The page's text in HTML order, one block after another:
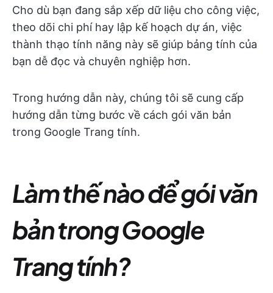
Cho dù bạn đang sắp xếp dữ liệu cho công việc,
theo dõi chi phí hay lập kế hoạch dự án, việc
thành thạo tính năng này sẽ giúp bảng tính của
bạn dễ đọc và chuyên nghiệp hơn.
Trong hướng dẫn này, chúng tôi sẽ cung cấp
hướng dẫn từng bước về cách gói văn bản
trong Google Trang tính.
Làm thế nào để gói văn
bản trong Google
Trang tính?